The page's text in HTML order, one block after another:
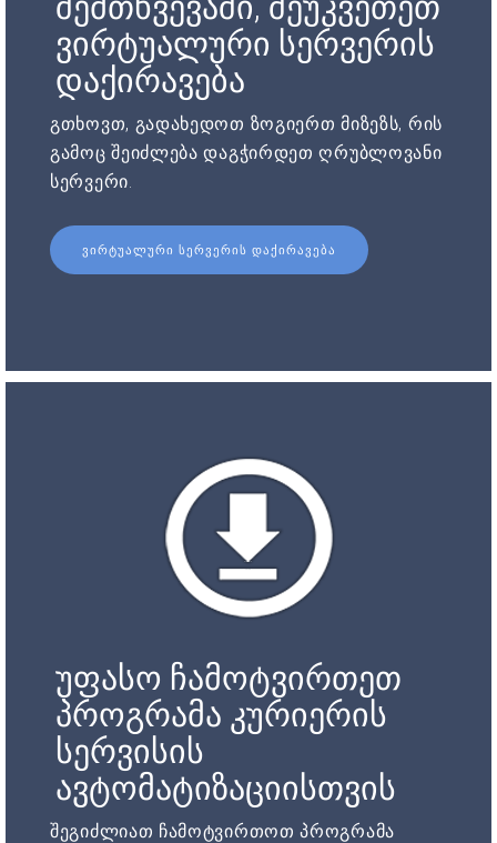
ვირტუალური სერვერის
დაქირავება
გთხოვთ, გადახედოთ ზოგიერთ მიზეზს, რის
გამოც შეიძლება დაგჭირდეთ ღრუბლოვანი
სერვერი.
ᲕᲘᲠᲢᲣᲐᲚᲣᲠᲘ ᲡᲔᲠᲕᲔᲠᲘᲡ ᲓᲐᲥᲘᲠᲐᲕᲔᲑᲐ
უფასო ჩამოტვირთეთ
პროგრამა კურიერის
სერვისის
ავტომატიზაციისთვის
შეგიძლიათ ჩამოტვირთოთ პროგრამა